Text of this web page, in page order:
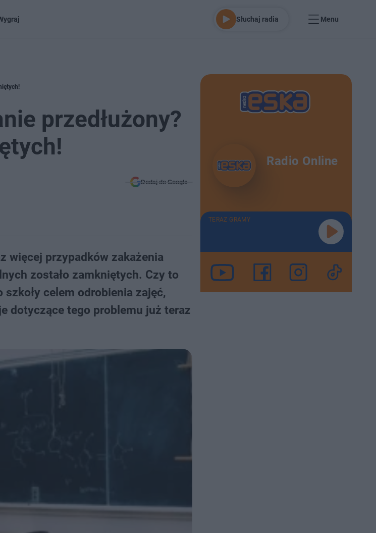
Słuchaj radia Menu
przedłużony?
Dodaj do Google
więcej przypadków zakażenia
zostało zamkniętych. Czy to
celem odrobienia zajęć,
dotyczące tego problemu już teraz
Radio Online
TERAZ GRAMY